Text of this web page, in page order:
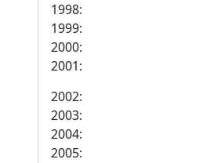
1998:
1999:
2000:
2001:
2002:
2003:
2004:
2005: